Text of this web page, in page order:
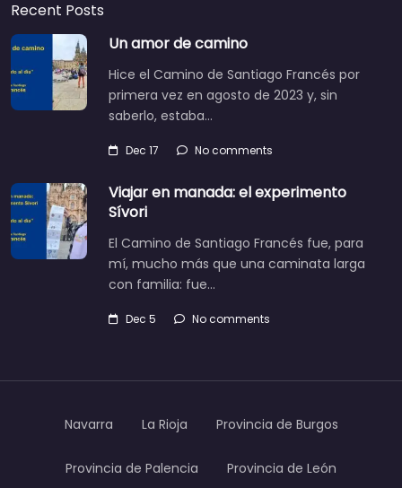
Recent Posts
Un amor de camino
Hice el Camino de Santiago Francés por
primera vez en agosto de 2023 y, sin
saberlo, estaba…
Dec 17 No comments
Viajar en manada: el experimento
Sívori
El Camino de Santiago Francés fue, para
mí, mucho más que una caminata larga
con familia: fue…
Dec 5 No comments
Navarra La Rioja Provincia de Burgos
Provincia de Palencia Provincia de León